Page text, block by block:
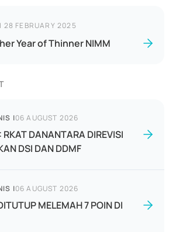
| 28 FEBRUARY 2025
Year of Thinner NIMM
|06 AUGUST 2026
DANANTARA DIREVISI
DSI DAN DDMF
|06 AUGUST 2026
MELEMAH 7 POIN DI